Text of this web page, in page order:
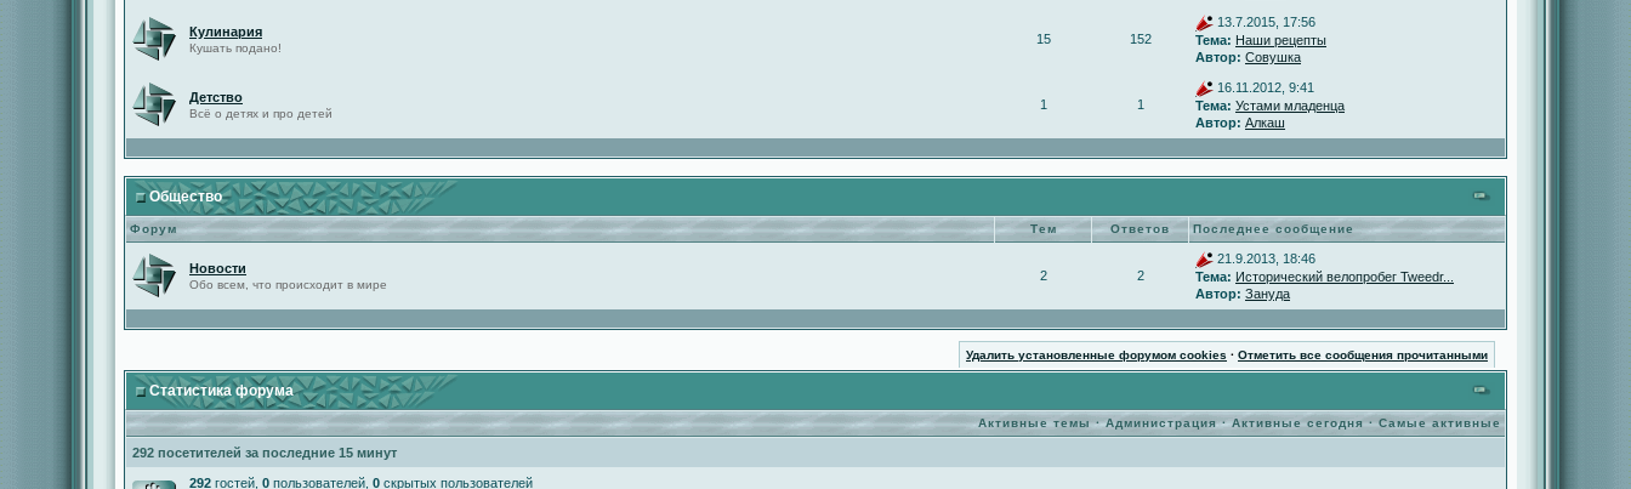
Кулинария
Кушать подано!
15 152
13.7.2015, 17:56
Тема: Наши рецепты
Автор: Совушка
Детство
Всё о детях и про детей
1 1
16.11.2012, 9:41
Тема: Устами младенца
Автор: Алкаш
Общество
Форум Тем Ответов Последнее сообщение
Новости
Обо всем, что происходит в мире
2 2
21.9.2013, 18:46
Тема: Исторический велопробег Tweedr...
Автор: Зануда
Удалить установленные форумом cookies · Отметить все сообщения прочитанными
Статистика форума
Активные темы·Администрация·Активные сегодня · Самые активные
292 посетителей за последние 15 минут
292 гостей, 0 пользователей, 0 скрытых пользователей